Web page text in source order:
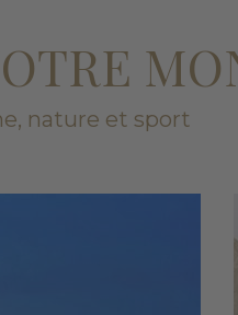
nature et sport